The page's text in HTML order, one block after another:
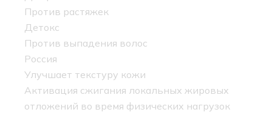
Против растяжек
Детокс
Против выпадения волос
Россия
Улучшает текстуру кожи
Активация сжигания локальных жировых
отложений во время физических нагрузок